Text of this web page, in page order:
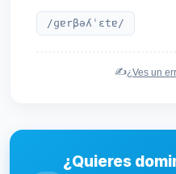
/ɡɐrβəʎˈɛtɐ/
✍️¿Ves un
¿Quieres